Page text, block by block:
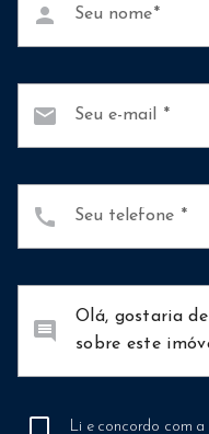
Seu nome
person
Seu e-mail
mail
Seu telefone
call
comment
Li e concordo com a